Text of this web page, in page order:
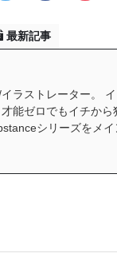
最新記事
ラストレーター。
能ゼロでもイチから
シリーズをメイ